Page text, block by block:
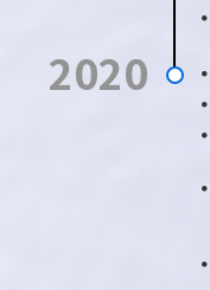
●
2020 ●
●
●
●
●